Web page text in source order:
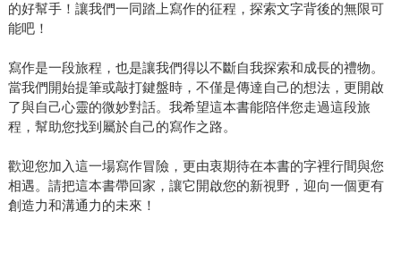
的好幫手！讓我們一同踏上寫作的征程，探索文字背後的無限可
能吧！
寫作是一段旅程，也是讓我們得以不斷自我探索和成長的禮物。
當我們開始提筆或敲打鍵盤時，不僅是傳達自己的想法，更開啟
了與自己心靈的微妙對話。我希望這本書能陪伴您走過這段旅
程，幫助您找到屬於自己的寫作之路。
歡迎您加入這一場寫作冒險，更由衷期待在本書的字裡行間與您
相遇。請把這本書帶回家，讓它開啟您的新視野，迎向一個更有
創造力和溝通力的未來！